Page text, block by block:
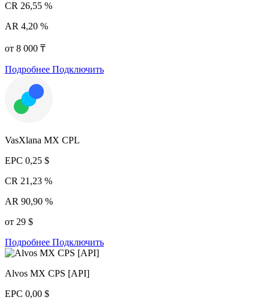
CR 26,55 %
AR 4,20 %
от 8 000 ₸
Подробнее Подключить
VasXlana MX CPL
EPC 0,25 $
CR 21,23 %
AR 90,90 %
от 29 $
Подробнее Подключить
Alvos MX CPS [API]
EPC 0,00 $